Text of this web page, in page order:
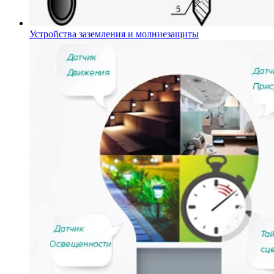
Устройства заземления и молниезащиты